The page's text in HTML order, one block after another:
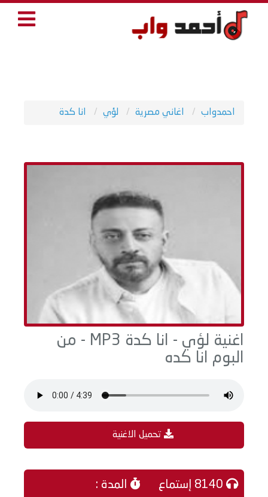
احمدواب اغاني مصرية لؤي انا كدة
اغنية لؤي - انا كدة MP3 - من
البوم انا كده
تحميل الاغنية
المدة :